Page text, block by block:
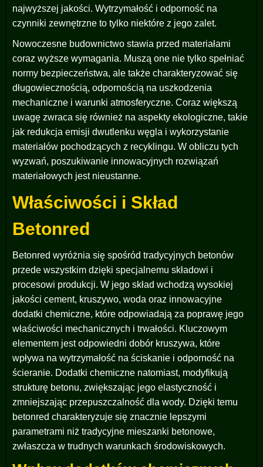
najwyższej jakości. Wytrzymałość i odporność na
czynniki zewnętrzne to tylko niektóre z jego zalet.
Nowoczesne budownictwo stawia przed materiałami
coraz wyższe wymagania. Muszą one nie tylko spełniać
normy bezpieczeństwa, ale także charakteryzować się
długowiecznością, odpornością na uszkodzenia
mechaniczne i warunki atmosferyczne. Coraz większą
uwagę zwraca się również na aspekty ekologiczne, takie
jak redukcja emisji dwutlenku węgla i wykorzystanie
materiałów pochodzących z recyklingu. W obliczu tych
wyzwań, poszukiwanie innowacyjnych rozwiązań
materiałowych jest nieustanne.
Właściwości i Skład
Betonred
Betonred wyróżnia się spośród tradycyjnych betonów
przede wszystkim dzięki specjalnemu składowi i
procesowi produkcji. W jego skład wchodzą wysokiej
jakości cement, kruszywo, woda oraz innowacyjne
dodatki chemiczne, które odpowiadają za poprawę jego
właściwości mechanicznych i trwałości. Kluczowym
elementem jest odpowiedni dobór kruszywa, które
wpływa na wytrzymałość na ściskanie i odporność na
ścieranie. Dodatki chemiczne natomiast, modyfikują
strukturę betonu, zwiększając jego elastyczność i
zmniejszając przepuszczalność dla wody. Dzięki temu
betonred charakteryzuje się znacznie lepszymi
parametrami niż tradycyjne mieszanki betonowe,
zwłaszcza w trudnych warunkach środowiskowych.